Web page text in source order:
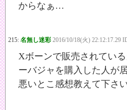
からなぁ…
215: 名無し迷彩 2016/10/18(火) 22:12:17.29
Xボーンで販売されてい
ーバジャを購入した人が
悪いとこ感想教えて下さい